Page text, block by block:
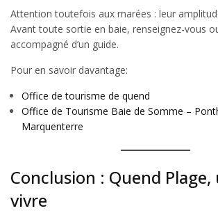
Attention toutefois aux marées : leur
Avant toute sortie en baie, renseignez-vous
accompagné d’un guide.
Pour en savoir davantage:
Office de tourisme de quend
Office de Tourisme Baie de Somme –
Marquenterre
Conclusion : Quend
vivre